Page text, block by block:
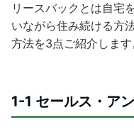
リースバックとは自宅
いながら住み続ける方
方法を3点ご紹介します
1-1 セールス・ア